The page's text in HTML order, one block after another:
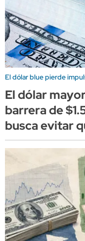
El dólar blue pierde
El dólar
barrera de
busca evitar